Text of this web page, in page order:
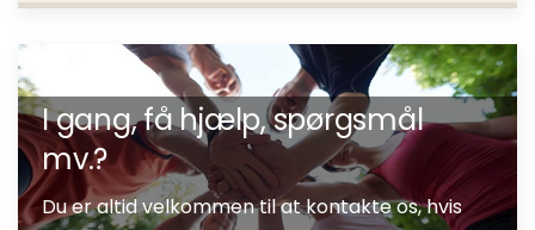
I gang, få hjælp, spørgsmål
mv.?
Du er altid velkommen til at kontakte os, hvis